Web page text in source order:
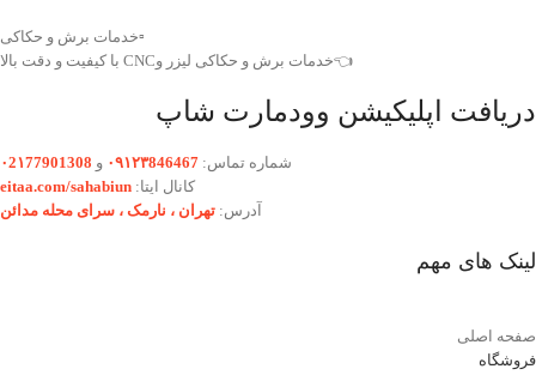
▫️خدمات برش و حکاکی
👈خدمات برش و حکاکی لیزر وCNC با کیفیت و دقت بالا
دریافت اپلیکیشن وودمارت شاپ
شماره تماس: ۰۹۱۲۳846467 و ۰2۱77901308
کانال ایتا: eitaa.com/sahabiun
آدرس: تهران ،‌ نارمک ، سرای محله مدائن
لینک های مهم
صفحه اصلی
فروشگاه